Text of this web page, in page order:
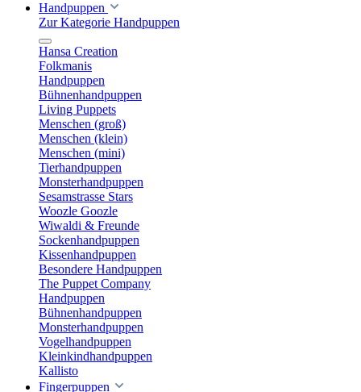
Handpuppen
Zur Kategorie Handpuppen
Hansa Creation
Folkmanis
Handpuppen
Bühnenhandpuppen
Living Puppets
Menschen (groß)
Menschen (klein)
Menschen (mini)
Tierhandpuppen
Monsterhandpuppen
Sesamstrasse Stars
Woozle Goozle
Wiwaldi & Freunde
Sockenhandpuppen
Kissenhandpuppen
Besondere Handpuppen
The Puppet Company
Handpuppen
Bühnenhandpuppen
Monsterhandpuppen
Vogelhandpuppen
Kleinkindhandpuppen
Kallisto
Fingerpuppen